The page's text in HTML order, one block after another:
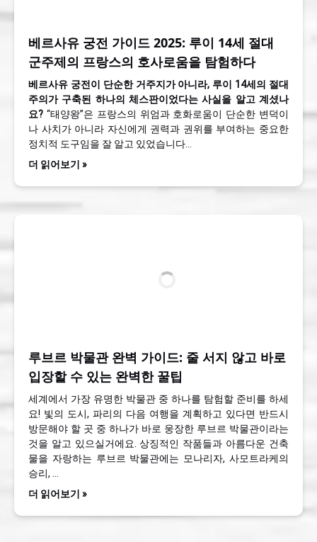
베르사유 궁전 가이드 2025: 루이 14세 절대
군주제의 프랑스의 호사로움을 탐험하다
베르사유 궁전이 단순한 거주지가 아니라, 루이 14세의 절대
주의가 구축된 하나의 체스판이었다는 사실을 알고 계셨나
요? “태양왕”은 프랑스의 위엄과 호화로움이 단순한 변덕이
나 사치가 아니라 자신에게 권력과 권위를 부여하는 중요한
정치적 도구임을 잘 알고 있었습니다…
더 읽어보기 »
루브르 박물관 완벽 가이드: 줄 서지 않고 바로
입장할 수 있는 완벽한 꿀팁
세계에서 가장 유명한 박물관 중 하나를 탐험할 준비를 하세
요! 빛의 도시, 파리의 다음 여행을 계획하고 있다면 반드시
방문해야 할 곳 중 하나가 바로 웅장한 루브르 박물관이라는
것을 알고 있으실거에요. 상징적인 작품들과 아름다운 건축
물을 자랑하는 루브르 박물관에는 모나리자, 사모트라케의
승리, …
더 읽어보기 »